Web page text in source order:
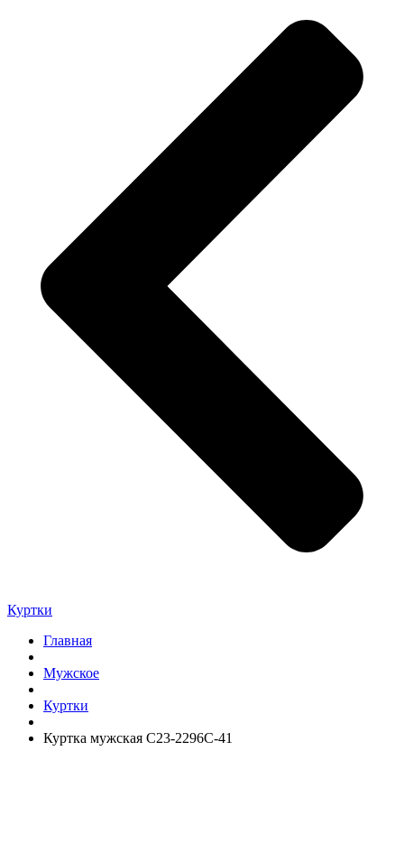
Куртки
Главная
Мужское
Куртки
Куртка мужская C23-2296C-41